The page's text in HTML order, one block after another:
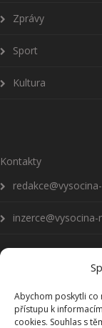
Abychom poskytli co
přístupu k
cookies. Souhlas s
Zprávy
Sport
Kultura
Kontakty
inzerce@vysocina-
Přihlásit se k